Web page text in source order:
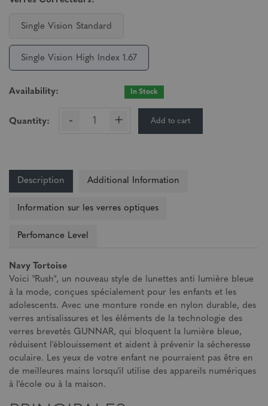
Single Vision Standard
Single Vision High Index 1.67
Availability: In Stock
Quantity: - + Add to cart
Description Additional Information
Information sur les verres optiques
Perfomance Level
Navy Tortoise
Voici "Rush", un nouveau style de lunettes anti lumière bleue
à la mode, conçues spécialement pour les enfants et les
adolescents. Avec une monture ronde en nylon durable, des
verres antisalissures et les éléments de la technologie des
verres brevetés GUNNAR, qui bloquent la lumière bleue,
réduisent l'éblouissement et aident à prévenir la sécheresse
oculaire. Les yeux de votre enfant ne pourraient pas être en
de meilleures mains lorsqu'il utilise des appareils numériques
à l'école ou à la maison.